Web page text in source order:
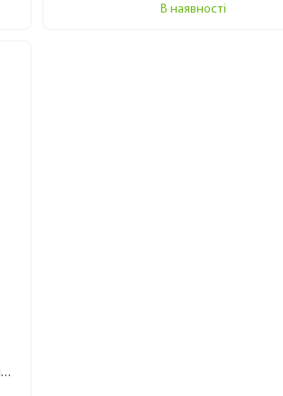
сприяє росту та зменшує випадіння.
В наявності
Комплексний набір вітмінів Oxvit 3 x 60 капсул (180 капсул)